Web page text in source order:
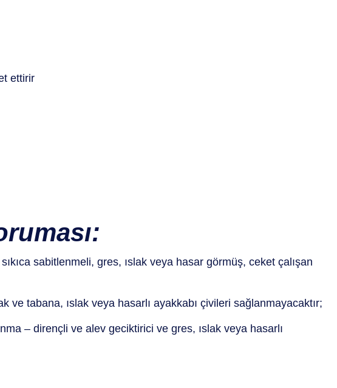
ettirir
sabitlenmeli, gres, ıslak veya hasar görmüş, ceket çalışan
ve tabana, ıslak veya hasarlı ayakkabı çivileri sağlanmayacaktır;
– dirençli ve alev geciktirici ve gres, ıslak veya hasarlı